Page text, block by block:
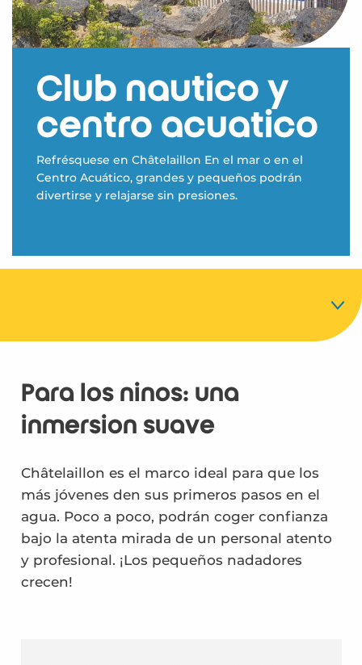
Club náutico y
centro acuático
Refrésquese en Châtelaillon En el mar o en el
Centro Acuático, grandes y pequeños podrán
divertirse y relajarse sin presiones.
Para los niños: una
inmersión suave
Châtelaillon es el marco ideal para que los
más jóvenes den sus primeros pasos en el
agua. Poco a poco, podrán coger confianza
bajo la atenta mirada de un personal atento
y profesional. ¡Los pequeños nadadores
crecen!